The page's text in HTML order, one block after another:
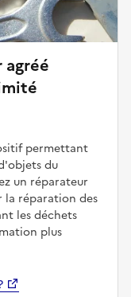
permettant
du
un réparateur
la réparation des
les déchets
plus